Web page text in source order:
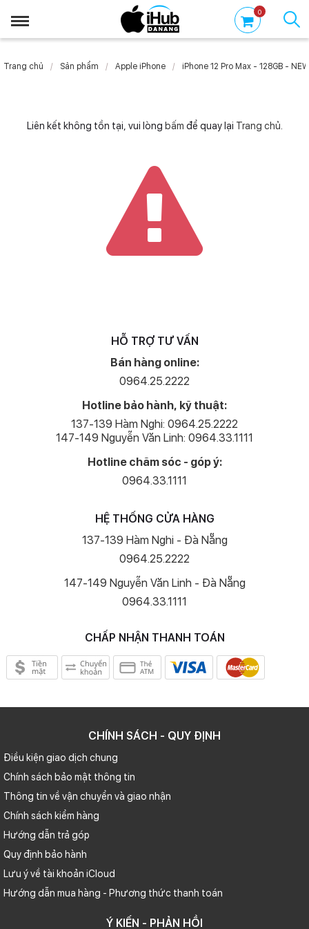
0
Trang chủ Sản phẩm Apple iPhone iPhone 12 Pro Max - 128GB -
Liên kết không tồn tại, vui lòng bấm để quay lại Trang chủ
HỖ TRỢ TƯ VẤN
Bán hàng online:
0964.25.2222
Hotline bảo hành, kỹ thuật:
137-139 Hàm Nghi: 0964.25.2222
147-149 Nguyễn Văn Linh: 0964.33.1111
Hotline chăm sóc - góp ý:
0964.33.1111
HỆ THỐNG CỬA HÀNG
137-139 Hàm Nghi - Đà Nẵng
0964.25.2222
147-149 Nguyễn Văn Linh - Đà Nẵng
0964.33.1111
CHẤP NHẬN THANH TOÁN
CHÍNH SÁCH - QUY ĐỊNH
Điều kiện giao dịch chung
Chính sách bảo mật thông tin
Thông tin về vận chuyển và giao nhận
Chính sách kiểm hàng
Hướng dẫn trả góp
Quy định bảo hành
Lưu ý về tài khoản iCloud
Hướng dẫn mua hàng - Phương thức thanh toán
Ý KIẾN - PHẢN HỒI